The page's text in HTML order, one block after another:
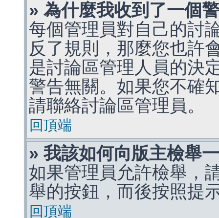
» 為什麼我收到了一個
每個管理員對自己的討
反了規則，那麼您也許
是討論區管理人員的決
警告無關。如果您不確
請聯絡討論區管理員。
回頂端
» 我該如何向版主檢舉
如果管理員允許檢舉，
舉的按鈕，而後按照提
回頂端